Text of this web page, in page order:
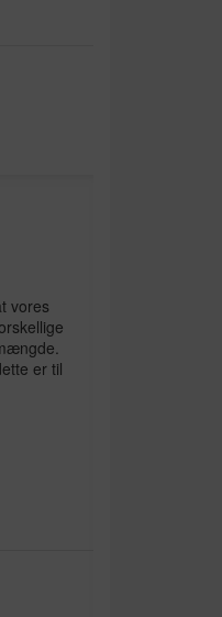
vores
er til